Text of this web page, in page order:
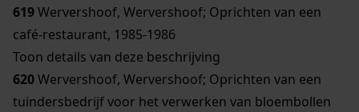
619Wervershoof, Wervershoof; Oprichten van een
café-restaurant, 1985-1986
Toon details van deze beschrijving
620Wervershoof, Wervershoof; Oprichten van een
tuindersbedrijf voor het verwerken van bloembollen